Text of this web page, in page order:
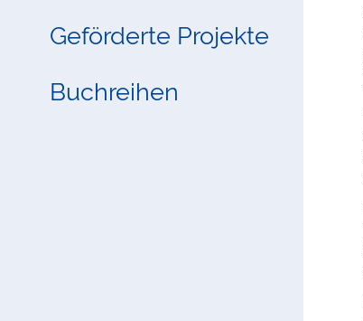
Geförderte Projekte
Buchreihen